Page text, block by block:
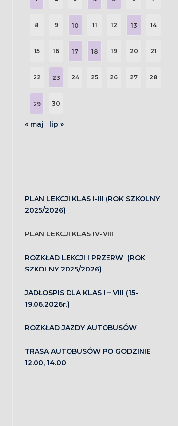
8 9 10 11 12 13 14
15 16 17 18 19 20 21
22 23 24 25 26 27 28
29 30
« maj lip »
PLAN LEKCJI KLAS I-III (ROK SZKOLNY
2025/2026)
PLAN LEKCJI KLAS IV-VIII
ROZKŁAD LEKCJI I PRZERW (ROK
SZKOLNY 2025/2026)
JADŁOSPIS DLA KLAS I – VIII (15-
19.06.2026r.)
ROZKŁAD JAZDY AUTOBUSÓW
TRASA AUTOBUSÓW PO GODZINIE
12.00, 14.00